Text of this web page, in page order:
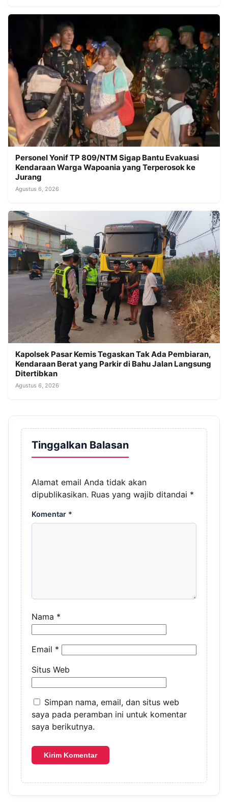
Personel Yonif TP 809/NTM Sigap Bantu Evakuasi
Kendaraan Warga Wapoania yang Terperosok ke
Jurang
Agustus 6, 2026
Kapolsek Pasar Kemis Tegaskan Tak Ada Pembiaran,
Kendaraan Berat yang Parkir di Bahu Jalan Langsung
Ditertibkan
Agustus 6, 2026
Tinggalkan Balasan
Alamat email Anda tidak akan
dipublikasikan. Ruas yang wajib ditandai *
Komentar *
Nama *
Email *
Situs Web
Simpan nama, email, dan situs web
saya pada peramban ini untuk komentar
saya berikutnya.